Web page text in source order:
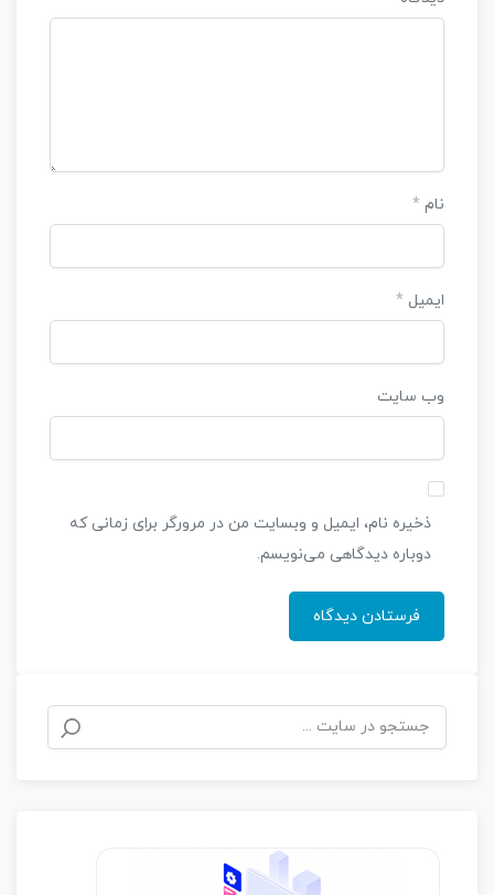
نام*
ایمیل*
وب‌ سایت
ذخیره نام، ایمیل و وبسایت من در مرورگر برای زمانی که
دوباره دیدگاهی می‌نویسم.